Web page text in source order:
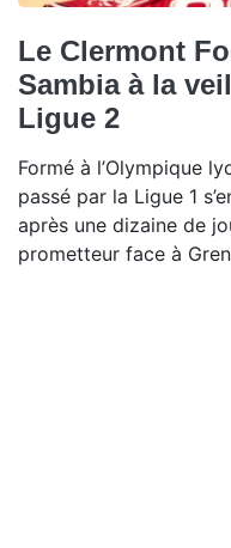
Le Clermont
Sambia à la
Ligue 2
Formé à l’Olympique
passé par la Ligue 1
après une dizaine de
prometteur face à